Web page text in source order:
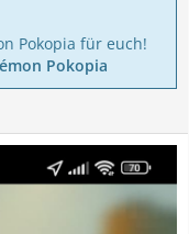
Pokopia für euch!
Pokopia